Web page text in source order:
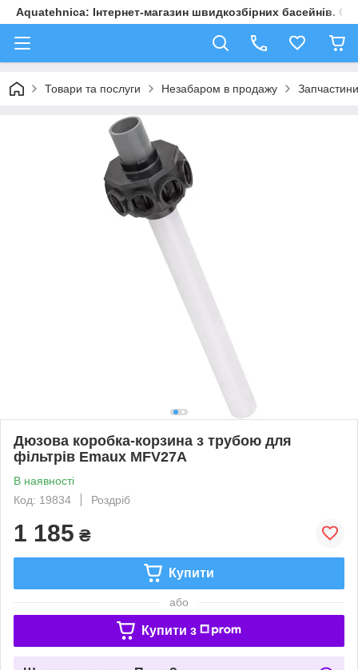
Aquatehnica: Інтернет-магазин швидкозбірних басейнів.
Товари та послуги Незабаром в продажу
Дюзова коробка-корзина з трубою для
фільтрів Emaux MFV27А
В наявності
Код: 19834
Роздріб
1 185 ₴
Купити
або
Купити з